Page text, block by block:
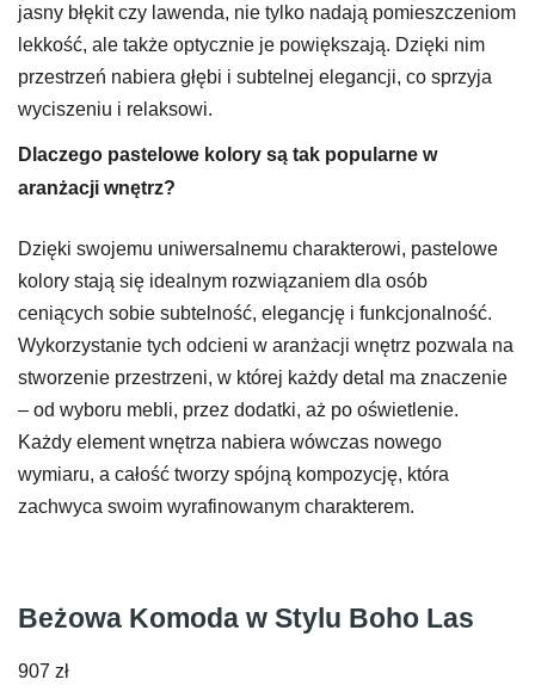
jasny błękit czy lawenda, nie tylko nadają pomieszczeniom
lekkość, ale także optycznie je powiększają. Dzięki nim
przestrzeń nabiera głębi i subtelnej elegancji, co sprzyja
wyciszeniu i relaksowi.
Dlaczego pastelowe kolory są tak popularne w
aranżacji wnętrz?
Dzięki swojemu uniwersalnemu charakterowi, pastelowe
kolory stają się idealnym rozwiązaniem dla osób
ceniących sobie subtelność, elegancję i funkcjonalność.
Wykorzystanie tych odcieni w aranżacji wnętrz pozwala na
stworzenie przestrzeni, w której każdy detal ma znaczenie
– od wyboru mebli, przez dodatki, aż po oświetlenie.
Każdy element wnętrza nabiera wówczas nowego
wymiaru, a całość tworzy spójną kompozycję, która
zachwyca swoim wyrafinowanym charakterem.
Beżowa Komoda w Stylu Boho Las
907 zł